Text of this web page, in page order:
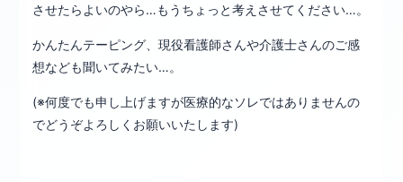
させたらよいのやら…もうちょっと考えさせてください…。
かんたんテーピング、現役看護師さんや介護士さんのご感
想なども聞いてみたい…。
(※何度でも申し上げますが医療的なソレではありませんの
でどうぞよろしくお願いいたします)